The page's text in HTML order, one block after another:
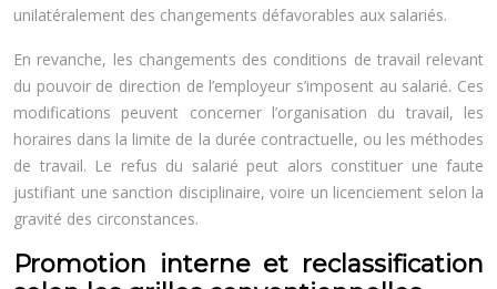
unilatéralement des changements défavorables aux salariés.
En revanche, les changements des conditions de travail relevant
du pouvoir de direction de l’employeur s’imposent au salarié. Ces
modifications peuvent concerner l’organisation du travail, les
horaires dans la limite de la durée contractuelle, ou les méthodes
de travail. Le refus du salarié peut alors constituer une faute
justifiant une sanction disciplinaire, voire un licenciement selon la
gravité des circonstances.
Promotion interne et reclassification